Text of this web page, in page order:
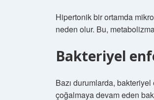
Hipertonik bir ortamda
neden olur. Bu,
Bakteriyel
Bazı durumlarda, bakteriyel
çoğalmaya devam eden